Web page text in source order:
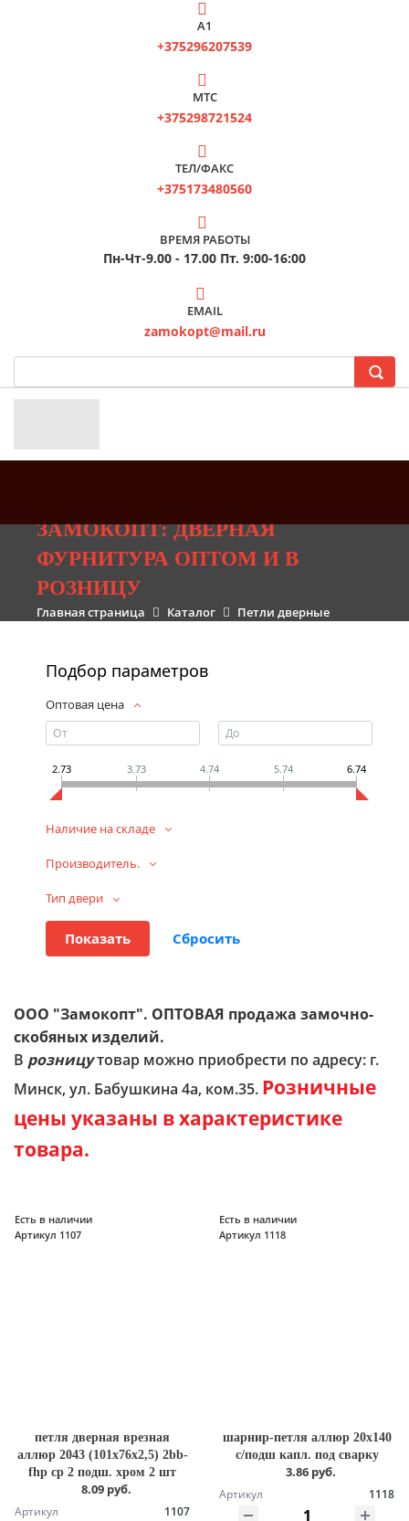
А1
+375296207539
МТС
+375298721524
ТЕЛ/ФАКС
+375173480560
ВРЕМЯ РАБОТЫ
Пн-Чт-9.00 - 17.00 Пт. 9:00-16:00
EMAIL
zamokopt@mail.ru
ЗАМОКОПТ: ДВЕРНАЯ
ФУРНИТУРА ОПТОМ И В
РОЗНИЦУ
Главная страница Каталог Петли дверные
Подбор параметров
Оптовая цена
2.73 3.73 4.74 5.74 6.74
Наличие на складе
Производитель.
Тип двери
ООО "Замокопт". ОПТОВАЯ продажа замочно-
скобяных изделий.
В розницутовар можно приобрести по адресу: г.
Минск, ул. Бабушкина 4а, ком.35. Розничные
цены указаны в характеристике
товара.
Есть в наличии
Артикул 1107
петля дверная врезная
аллюр 2043 (101х76х2,5) 2bb-
fhp cp 2 подш. хром 2 шт
8.09 руб.
Артикул 1107
Есть в наличии
Артикул 1118
шарнир-петля аллюр 20х140
с/подш капл. под сварку
3.86 руб.
Артикул 1118